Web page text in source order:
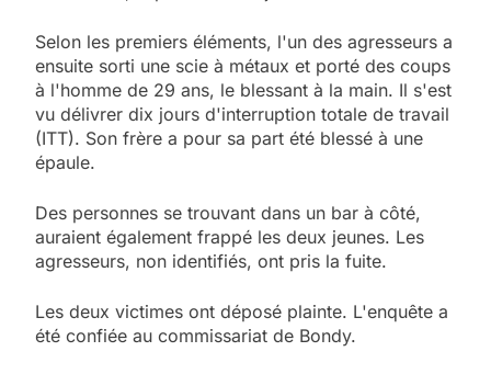
Selon les premiers éléments, l'un des agresseurs a
ensuite sorti une scie à métaux et porté des coups
à l'homme de 29 ans, le blessant à la main. Il s'est
vu délivrer dix jours d'interruption totale de travail
(ITT). Son frère a pour sa part été blessé à une
épaule.
Des personnes se trouvant dans un bar à côté,
auraient également frappé les deux jeunes. Les
agresseurs, non identifiés, ont pris la fuite.
Les deux victimes ont déposé plainte. L'enquête a
été confiée au commissariat de Bondy.
2025, l’année la plus
meurtrière selon le
rapport d’ADL contre
FRANCE ISRAÉL